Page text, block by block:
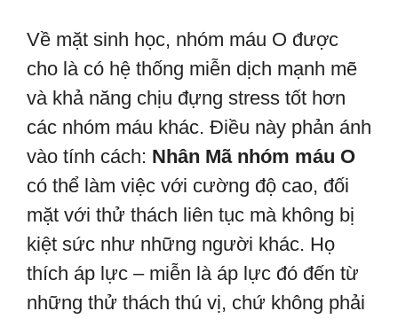
Về mặt sinh học, nhóm máu O được
cho là có hệ thống miễn dịch mạnh mẽ
và khả năng chịu đựng stress tốt hơn
các nhóm máu khác. Điều này phản ánh
vào tính cách: Nhân Mã nhóm máu O
có thể làm việc với cường độ cao, đối
mặt với thử thách liên tục mà không bị
kiệt sức như những người khác. Họ
thích áp lực – miễn là áp lực đó đến từ
những thử thách thú vị, chứ không phải